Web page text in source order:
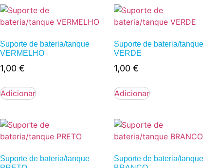
Suporte de bateria/tanque
VERMELHO
1,00 €
Adicionar
Suporte de bateria/tanque
VERDE
1,00 €
Adicionar
Suporte de bateria/tanque
Suporte de bateria/tanque